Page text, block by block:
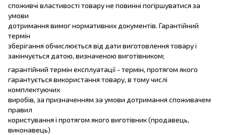
споживчі властивості товару не повинні погіршуватися за
умови
дотримання вимог нормативних документів. Гарантійний
термін
зберігання обчислюється від дати виготовлення товару і
закінчується датою, визначеною виготівником;
гарантійний термін експлуатації - термін, протягом якого
гарантується використання товару, в тому числі
комплектуючих
виробів, за призначенням за умови дотримання споживачем
правил
користування і протягом якого виготівник (продавець,
виконавець)